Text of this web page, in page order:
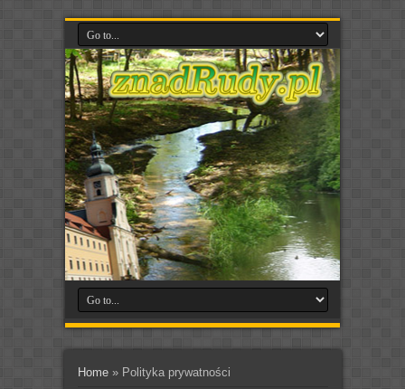
Home» Polityka prywatności